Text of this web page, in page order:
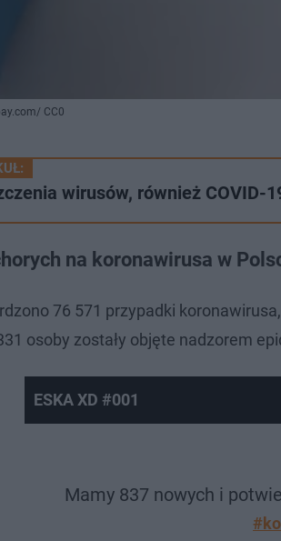
CC0
wirusów, również COVID-
na koronawirusa w
76 571 przypadki
osoby zostały objęte nadzorem
ESKA XD #001
Mamy 837 nowych i